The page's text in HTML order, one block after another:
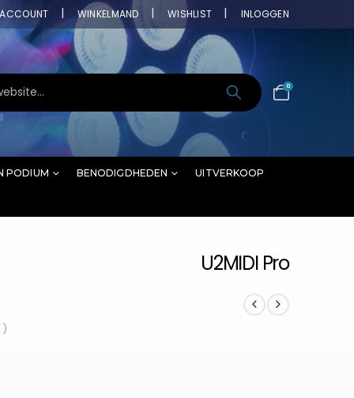
ACCOUNT WINKELMAND WISHLIST INLOGGEN
0
PODIUM BENODIGDHEDEN UITVERKOOP
U2MIDI Pro
)